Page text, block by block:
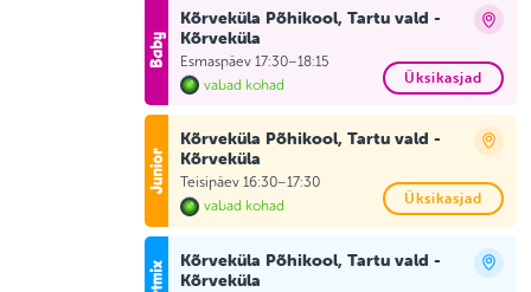
Kõrveküla Põhikool, Tartu vald -
Kõrveküla
Esmaspäev 17:30–18:15
vabad kohad
Üksikasjad
Kõrveküla Põhikool, Tartu vald -
Kõrveküla
Teisipäev 16:30–17:30
vabad kohad
Üksikasjad
Kõrveküla Põhikool, Tartu vald -
Kõrveküla